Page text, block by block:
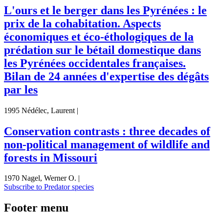
L'ours et le berger dans les Pyrénées : le
prix de la cohabitation. Aspects
économiques et éco-éthologiques de la
prédation sur le bétail domestique dans
les Pyrénées occidentales françaises.
Bilan de 24 années d'expertise des dégâts
par les
1995 Nédélec, Laurent |
Conservation contrasts : three decades of
non-political management of wildlife and
forests in Missouri
1970 Nagel, Werner O. |
Subscribe to Predator species
Footer menu